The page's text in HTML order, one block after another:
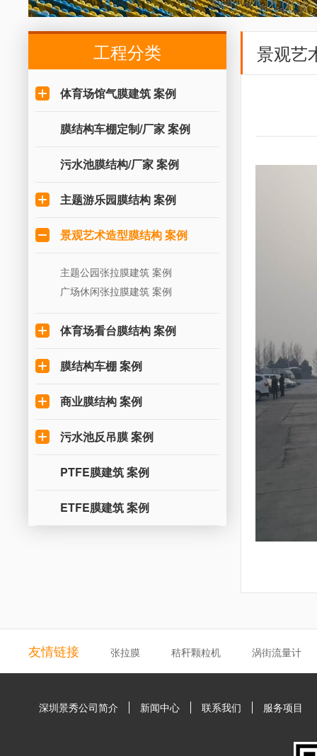
工程分类
体育场馆气膜建筑 案例
膜结构车棚定制/厂家 案例
污水池膜结构/厂家 案例
主题游乐园膜结构 案例
景观艺术造型膜结构 案例
主题公园张拉膜建筑 案例
广场休闲张拉膜建筑 案例
体育场看台膜结构 案例
膜结构车棚 案例
商业膜结构 案例
污水池反吊膜 案例
PTFE膜建筑 案例
ETFE膜建筑 案例
景观艺
友情链接 张拉膜 秸秆颗粒机 涡街流量计
深圳景秀公司简介 新闻中心 联系我们 服务项目